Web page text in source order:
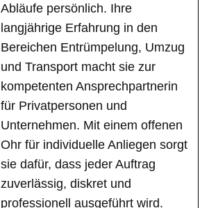
Abläufe persönlich. Ihre
langjährige Erfahrung in den
Bereichen Entrümpelung, Umzug
und Transport macht sie zur
kompetenten Ansprechpartnerin
für Privatpersonen und
Unternehmen. Mit einem offenen
Ohr für individuelle Anliegen sorgt
sie dafür, dass jeder Auftrag
zuverlässig, diskret und
professionell ausgeführt wird.